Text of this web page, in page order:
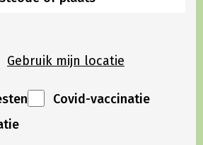
Gebruik mijn locatie
Covid-vaccinatie